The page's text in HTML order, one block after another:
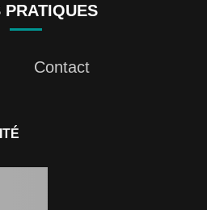
PRATIQUES
Contact